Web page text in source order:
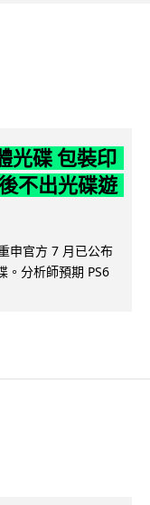
光碟 包裝印
不出光碟遊
申官方 7 月已公布
。分析師預期 PS6